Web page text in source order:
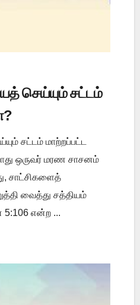
செய்யும் சட்டம்
சட்டம் மாற்றப்பட்ட
ஒருவர் மரண சாசனம்
சாட்சிகளைத்
வைத்து சத்தியம்
என்ற ...